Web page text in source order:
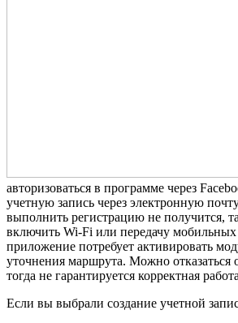
авторизоваться в программе через
учетную запись через электронную
выполнить регистрацию не получится,
включить Wi-Fi или передачу
приложение потребует активировать
уточнения маршрута. Можно отказаться
тогда не гарантируется корректная
Если вы выбрали создание учетной